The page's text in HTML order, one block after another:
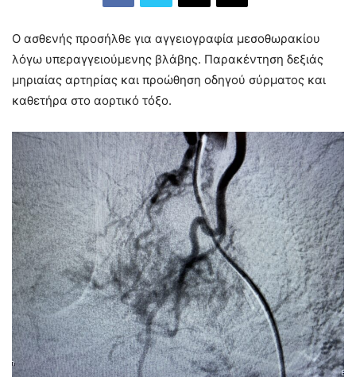
Ο ασθενής προσήλθε για αγγειογραφία μεσοθωρακίου
λόγω υπεραγγειούμενης βλάβης. Παρακέντηση δεξιάς
μηριαίας αρτηρίας και προώθηση οδηγού σύρματος και
καθετήρα στο αορτικό τόξο.